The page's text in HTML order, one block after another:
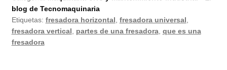
blog de Tecnomaquinaria
Etiquetas: fresadora horizontal fresadora universal
fresadora vertical
partes de una fresadora, que es una
fresadora